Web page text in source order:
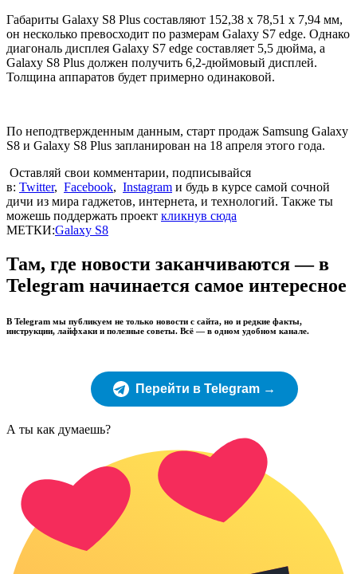
Габариты Galaxy S8 Plus составляют 152,38 x 78,51 x 7,94 мм,
он несколько превосходит по размерам Galaxy S7 edge. Однако
диагональ дисплея Galaxy S7 edge составляет 5,5 дюйма, а
Galaxy S8 Plus должен получить 6,2-дюймовый дисплей.
Толщина аппаратов будет примерно одинаковой.
По неподтвержденным данным, старт продаж Samsung Galaxy
S8 и Galaxy S8 Plus запланирован на 18 апреля этого года.
Оставляй свои комментарии, подписывайся
в: Twitter, Facebook, Instagram и будь в курсе самой сочной
дичи из мира гаджетов, интернета, и технологий. Также ты
можешь поддержать проект кликнув сюда
МЕТКИ:Galaxy S8
Там, где новости заканчиваются — в
Telegram начинается самое интересное
В Telegram мы публикуем не только новости с сайта, но и редкие факты,
инструкции, лайфхаки и полезные советы. Всё — в одном удобном канале.
Перейти в Telegram →
А ты как думаешь?